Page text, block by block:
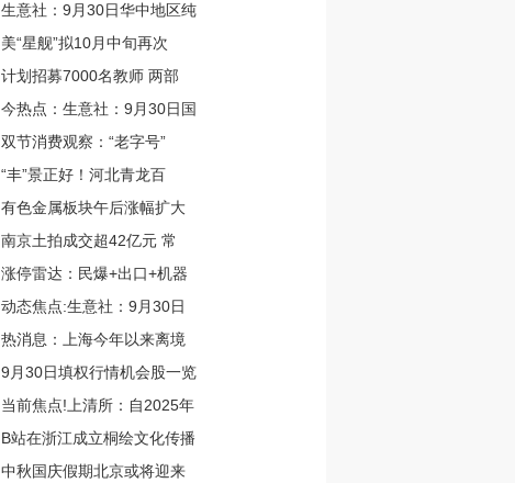
生意社：9月30日华中地区纯
美“星舰”拟10月中旬再次
计划招募7000名教师 两部
今热点：生意社：9月30日国
双节消费观察：“老字号”
“丰”景正好！河北青龙百
有色金属板块午后涨幅扩大
南京土拍成交超42亿元 常
涨停雷达：民爆+出口+机器
动态焦点:生意社：9月30日
热消息：上海今年以来离境
9月30日填权行情机会股一览
当前焦点!上清所：自2025年
B站在浙江成立桐绘文化传播
中秋国庆假期北京或将迎来